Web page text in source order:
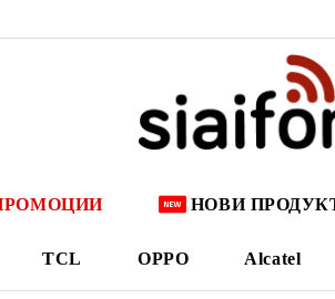
НОВИ
TCL OPPO Alcatel